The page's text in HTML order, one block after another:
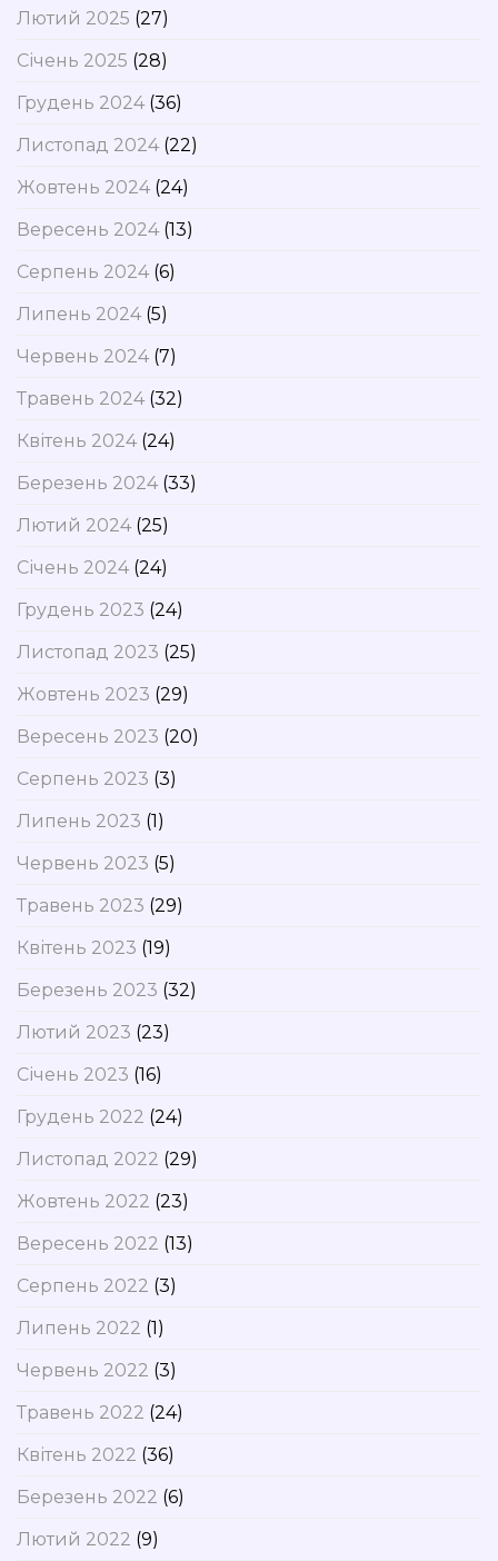
Лютий 2025 (27)
Січень 2025 (28)
Грудень 2024(36)
Листопад 2024(22)
Жовтень 2024(24)
Вересень 2024(13)
Серпень 2024(6)
Липень 2024(5)
Червень 2024(7)
Травень 2024(32)
Квітень 2024(24)
Березень 2024(33)
Лютий 2024(25)
Січень 2024(24)
Грудень 2023 (24)
Листопад 2023 (25)
Жовтень 2023 (29)
Вересень 2023 (20)
Серпень 2023 (3)
Липень 2023 (1)
Червень 2023 (5)
Травень 2023 (29)
Квітень 2023 (19)
Березень 2023 (32)
Лютий 2023 (23)
Січень 2023 (16)
Грудень 2022 (24)
Листопад 2022 (29)
Жовтень 2022 (23)
Вересень 2022 (13)
Серпень 2022 (3)
Липень 2022 (1)
Червень 2022 (3)
Травень 2022 (24)
Квітень 2022 (36)
Березень 2022 (6)
Лютий 2022 (9)